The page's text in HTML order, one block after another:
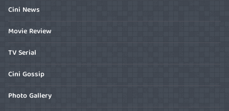
Cini News
Movie Review
TV Serial
Cini Gossip
Photo Gallery